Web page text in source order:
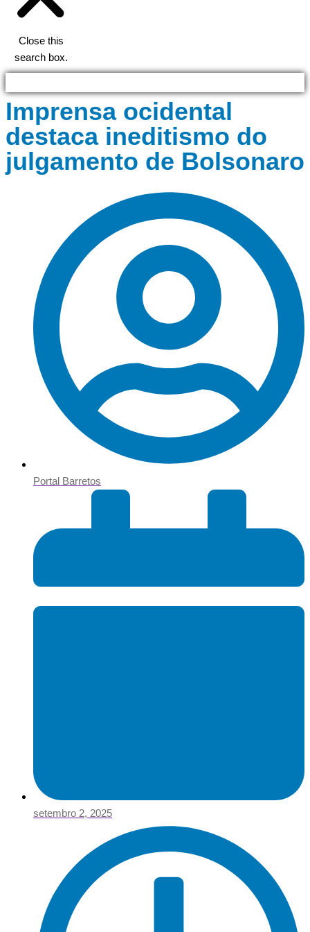
Close this
search box.
Imprensa ocidental
destaca ineditismo do
julgamento de Bolsonaro
Portal Barretos
setembro 2, 2025